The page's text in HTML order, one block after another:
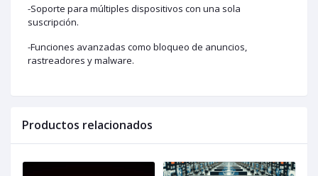
-Soporte para múltiples dispositivos con una sola
suscripción.
-Funciones avanzadas como bloqueo de anuncios,
rastreadores y malware.
Productos relacionados